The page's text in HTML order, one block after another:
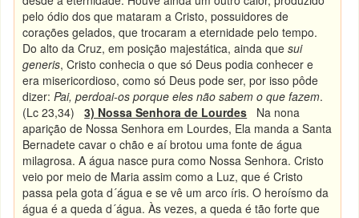
pelo ódio dos que mataram a Cristo, possuidores de
corações gelados, que trocaram a eternidade pelo tempo.
Do alto da Cruz, em posição majestática, ainda quesui
generis, Cristo conhecia o que só Deus podia conhecer e
era misericordioso, como só Deus pode ser, por isso pôde
dizer: Pai, perdoai-os porque eles não sabem o que fazem.
(Lc 23,34)3) Nossa Senhora de Lourdes Na nona
aparição de Nossa Senhora em Lourdes, Ela manda a Santa
Bernadete cavar o chão e aí brotou uma fonte de água
milagrosa. A água nasce pura como Nossa Senhora. Cristo
veio por meio de Maria assim como a Luz, que é Cristo
passa pela gota d´água e se vê um arco íris. O heroísmo da
água é a queda d´água. Às vezes, a queda é tão forte que